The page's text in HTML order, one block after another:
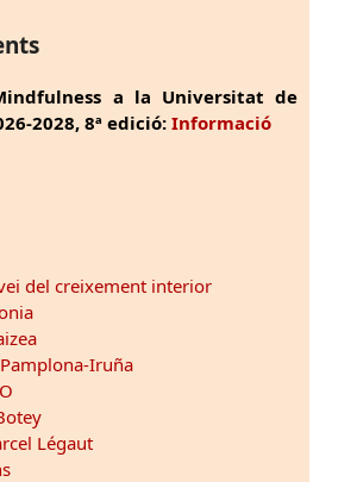
a la Universitat de
2028, 8ª edició:Informació
del creixement interior
Iruña
Légaut